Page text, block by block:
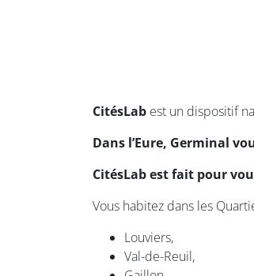
CitésLab est un dispositif
Dans l’Eure, Germinal
CitésLab est fait pour
Vous habitez dans les
Louviers,
Val-de-Reuil,